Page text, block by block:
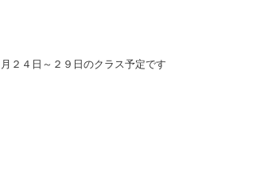
月２４日～２９日のクラス予定です